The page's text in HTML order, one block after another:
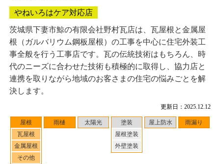
更新日：2025.12.12
屋根
瓦屋根
金属屋根
その他
雨樋 太陽光
塗装
屋根塗装
外壁塗装
屋上防水 雨漏り
やねいろはケア対応店
茨城県下妻市鯨の有限会社野村瓦店は、瓦屋根と金属屋
根（ガルバリウム鋼板屋根）の工事を中心に住宅外装工
事全般を行う工事店です。瓦の伝統技術はもちろん、時
代のニーズに合わせた技術も積極的に取得し、協力店と
連携を取りながら地域のお客さまの住宅の悩みごとを解
決します。